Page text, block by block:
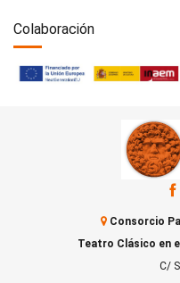
Colaboración
Consorcio
Teatro Clásico en
C/